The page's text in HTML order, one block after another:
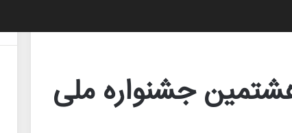
جشنواره ملی